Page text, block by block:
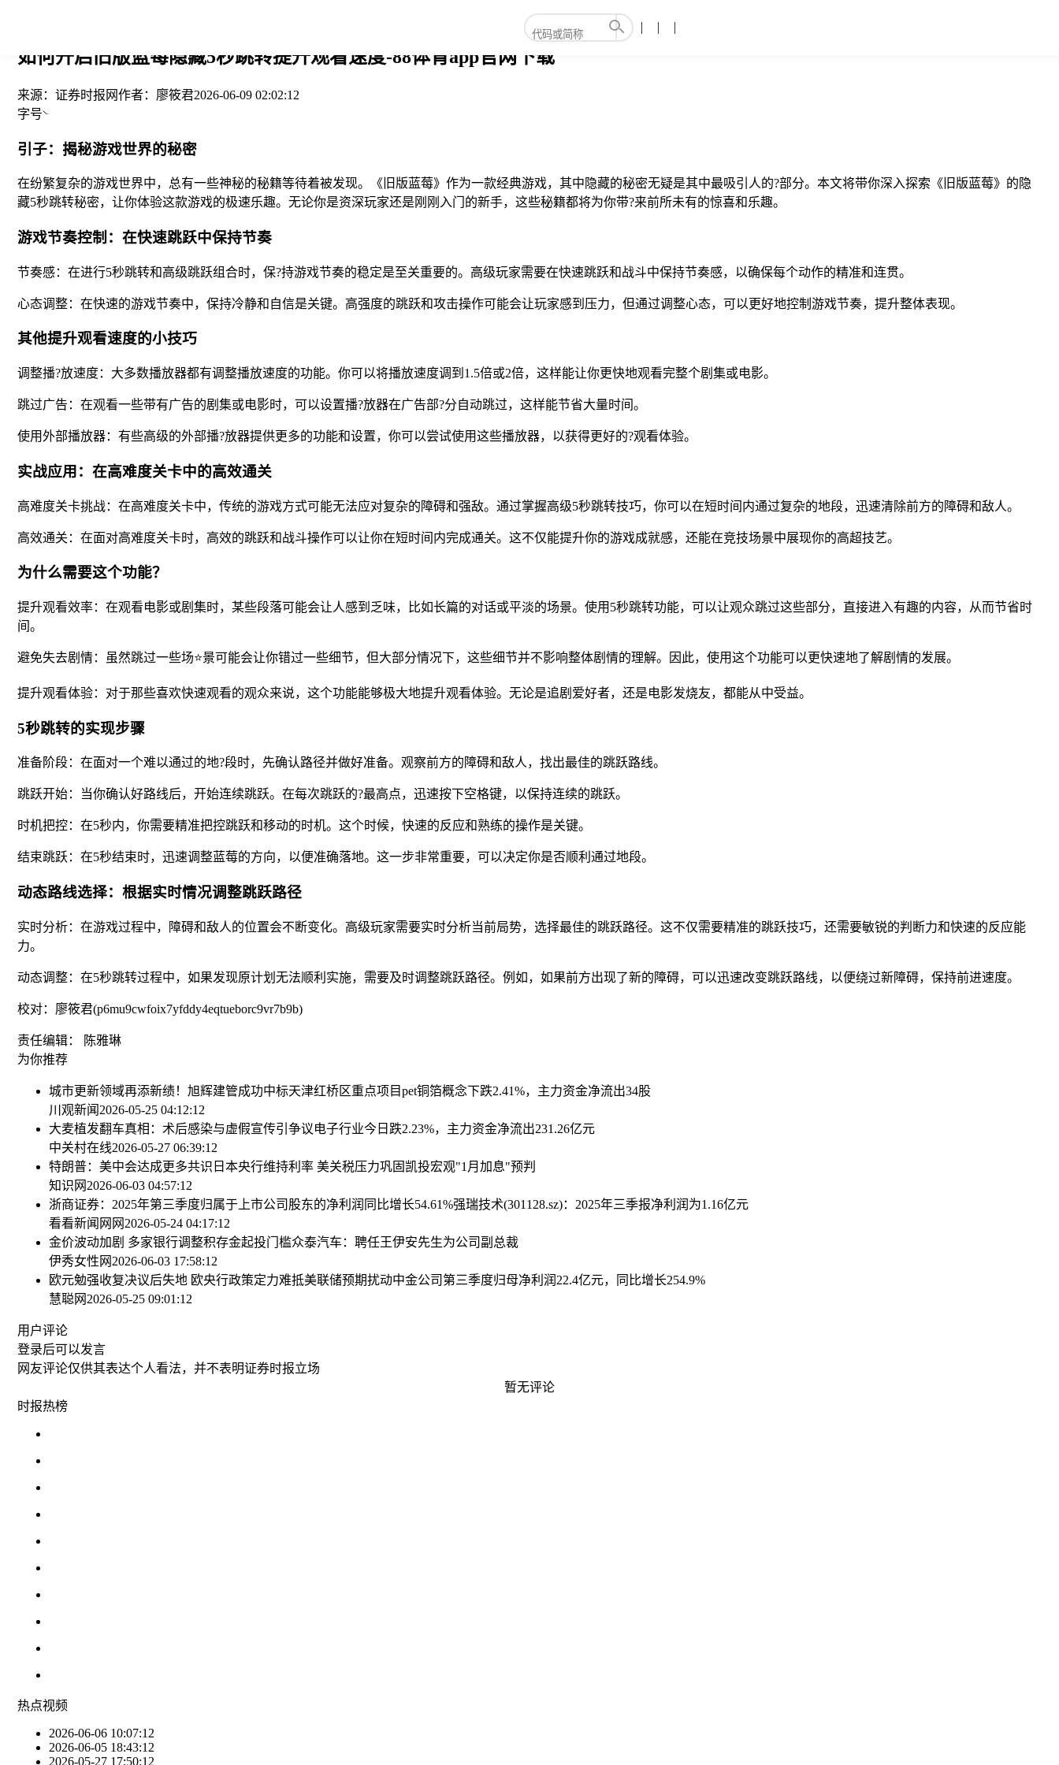
如何开启旧版蓝莓隐藏5秒跳转提升观看速度-88体育app官网下载
来源： 证券时报网作者： 廖筱君2026-06-09 02:02:12
字号
引子：揭秘游戏世界的秘密
在纷繁复杂的游戏世界中，总有一些神秘的秘籍等待着被发现。《旧版蓝莓》作为一款经典游戏，其中隐藏的秘密无疑是其中最吸引人的?部分。本文将带你深入探索《旧版蓝莓》的隐
藏5秒跳转秘密，让你体验这款游戏的极速乐趣。无论你是资深玩家还是刚刚入门的新手，这些秘籍都将为你带?来前所未有的惊喜和乐趣。
游戏节奏控制：在快速跳跃中保持节奏
节奏感：在进行5秒跳转和高级跳跃组合时，保?持游戏节奏的稳定是至关重要的。高级玩家需要在快速跳跃和战斗中保持节奏感，以确保每个动作的精准和连贯。
心态调整：在快速的游戏节奏中，保持冷静和自信是关键。高强度的跳跃和攻击操作可能会让玩家感到压力，但通过调整心态，可以更好地控制游戏节奏，提升整体表现。
其他提升观看速度的小技巧
调整播?放速度：大多数播放器都有调整播放速度的功能。你可以将播放速度调到1.5倍或2倍，这样能让你更快地观看完整个剧集或电影。
跳过广告：在观看一些带有广告的剧集或电影时，可以设置播?放器在广告部?分自动跳过，这样能节省大量时间。
使用外部播放器：有些高级的外部播?放器提供更多的功能和设置，你可以尝试使用这些播放器，以获得更好的?观看体验。
实战应用：在高难度关卡中的高效通关
高难度关卡挑战：在高难度关卡中，传统的游戏方式可能无法应对复杂的障碍和强敌。通过掌握高级5秒跳转技巧，你可以在短时间内通过复杂的地段，迅速清除前方的障碍和敌人。
高效通关：在面对高难度关卡时，高效的跳跃和战斗操作可以让你在短时间内完成通关。这不仅能提升你的游戏成就感，还能在竞技场景中展现你的高超技艺。
为什么需要这个功能？
提升观看效率：在观看电影或剧集时，某些段落可能会让人感到乏味，比如长篇的对话或平淡的场景。使用5秒跳转功能，可以让观众跳过这些部分，直接进入有趣的内容，从而节省时
间。
避免失去剧情：虽然跳过一些场⭐景可能会让你错过一些细节，但大部分情况下，这些细节并不影响整体剧情的理解。因此，使用这个功能可以更快速地了解剧情的发展。
提升观看体验：对于那些喜欢快速观看的观众来说，这个功能能够极大地提升观看体验。无论是追剧爱好者，还是电影发烧友，都能从中受益。
5秒跳转的实现步骤
准备阶段：在面对一个难以通过的地?段时，先确认路径并做好准备。观察前方的障碍和敌人，找出最佳的跳跃路线。
跳跃开始：当你确认好路线后，开始连续跳跃。在每次跳跃的?最高点，迅速按下空格键，以保持连续的跳跃。
时机把控：在5秒内，你需要精准把控跳跃和移动的时机。这个时候，快速的反应和熟练的操作是关键。
结束跳跃：在5秒结束时，迅速调整蓝莓的方向，以便准确落地。这一步非常重要，可以决定你是否顺利通过地段。
动态路线选择：根据实时情况调整跳跃路径
实时分析：在游戏过程中，障碍和敌人的位置会不断变化。高级玩家需要实时分析当前局势，选择最佳的跳跃路径。这不仅需要精准的跳跃技巧，还需要敏锐的判断力和快速的反应能
力。
动态调整：在5秒跳转过程中，如果发现原计划无法顺利实施，需要及时调整跳跃路径。例如，如果前方出现了新的障碍，可以迅速改变跳跃路线，以便绕过新障碍，保持前进速度。
校对：廖筱君(p6mu9cwfoix7yfddy4eqtueborc9vr7b9b)
责任编辑： 陈雅琳
为你推荐
城市更新领域再添新绩！旭辉建管成功中标天津红桥区重点项目pet铜箔概念下跌2.41%，主力资金净流出34股
川观新闻 2026-05-25 04:12:12
大麦植发翻车真相：术后感染与虚假宣传引争议电子行业今日跌2.23%，主力资金净流出231.26亿元
中关村在线2026-05-27 06:39:12
特朗普：美中会达成更多共识 日本央行维持利率 美关税压力巩固凯投宏观"1月加息"预判
知识网 2026-06-03 04:57:12
浙商证券：2025年第三季度归属于上市公司股东的净利润同比增长54.61%强瑞技术(301128.sz)：2025年三季报净利润为1.16亿元
看看新闻网网 2026-05-24 04:17:12
金价波动加剧 多家银行调整积存金起投门槛众泰汽车：聘任王伊安先生为公司副总裁
伊秀女性网 2026-06-03 17:58:12
欧元勉强收复决议后失地 欧央行政策定力难抵美联储预期扰动中金公司第三季度归母净利润22.4亿元，同比增长254.9%
慧聪网 2026-05-25 09:01:12
用户评论
登录后可以发言
网友评论仅供其表达个人看法，并不表明证券时报立场
暂无评论
时报热榜
热点视频
2026-06-06 10:07:12
2026-06-05 18:43:12
2026-05-27 17:50:12